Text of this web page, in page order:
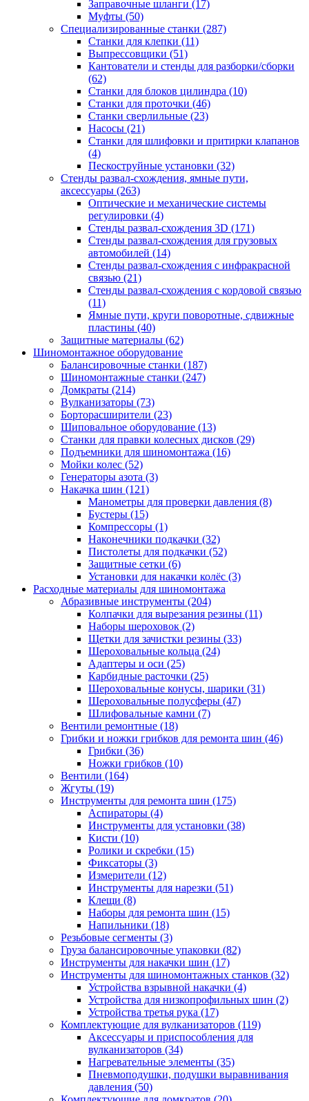
Заправочные шланги (17)
Муфты (50)
Специализированные станки (287)
Станки для клепки (11)
Выпрессовщики (51)
Кантователи и стенды для разборки/сборки
(62)
Станки для блоков цилиндра (10)
Станки для проточки (46)
Станки сверлильные (23)
Насосы (21)
Станки для шлифовки и притирки клапанов
(4)
Пескоструйные установки (32)
Стенды развал-схождения, ямные пути,
аксессуары (263)
Оптические и механические системы
регулировки (4)
Стенды развал-схождения 3D (171)
Стенды развал-схождения для грузовых
автомобилей (14)
Стенды развал-схождения с инфракрасной
связью (21)
Стенды развал-схождения с кордовой связью
(11)
Ямные пути, круги поворотные, сдвижные
пластины (40)
Защитные материалы (62)
Шиномонтажное оборудование
Балансировочные станки (187)
Шиномонтажные станки (247)
Домкраты (214)
Вулканизаторы (73)
Борторасширители (23)
Шиповальное оборудование (13)
Станки для правки колесных дисков (29)
Подъемники для шиномонтажа (16)
Мойки колес (52)
Генераторы азота (3)
Накачка шин (121)
Манометры для проверки давления (8)
Бустеры (15)
Компрессоры (1)
Наконечники подкачки (32)
Пистолеты для подкачки (52)
Защитные сетки (6)
Установки для накачки колёс (3)
Расходные материалы для шиномонтажа
Абразивные инструменты (204)
Колпачки для вырезания резины (11)
Наборы шероховок (2)
Щетки для зачистки резины (33)
Шероховальные кольца (24)
Адаптеры и оси (25)
Карбидные расточки (25)
Шероховальные конусы, шарики (31)
Шероховальные полусферы (47)
Шлифовальные камни (7)
Вентили ремонтные (18)
Грибки и ножки грибков для ремонта шин (46)
Грибки (36)
Ножки грибков (10)
Вентили (164)
Жгуты (19)
Инструменты для ремонта шин (175)
Аспираторы (4)
Инструменты для установки (38)
Кисти (10)
Ролики и скребки (15)
Фиксаторы (3)
Измерители (12)
Инструменты для нарезки (51)
Клещи (8)
Наборы для ремонта шин (15)
Напильники (18)
Резьбовые сегменты (3)
Груза балансировочные упаковки (82)
Инструменты для накачки шин (17)
Инструменты для шиномонтажных станков (32)
Устройства взрывной накачки (4)
Устройства для низкопрофильных шин (2)
Устройства третья рука (17)
Комплектующие для вулканизаторов (119)
Аксессуары и приспособления для
вулканизаторов (34)
Нагревательные элементы (35)
Пневмоподушки, подушки выравнивания
давления (50)